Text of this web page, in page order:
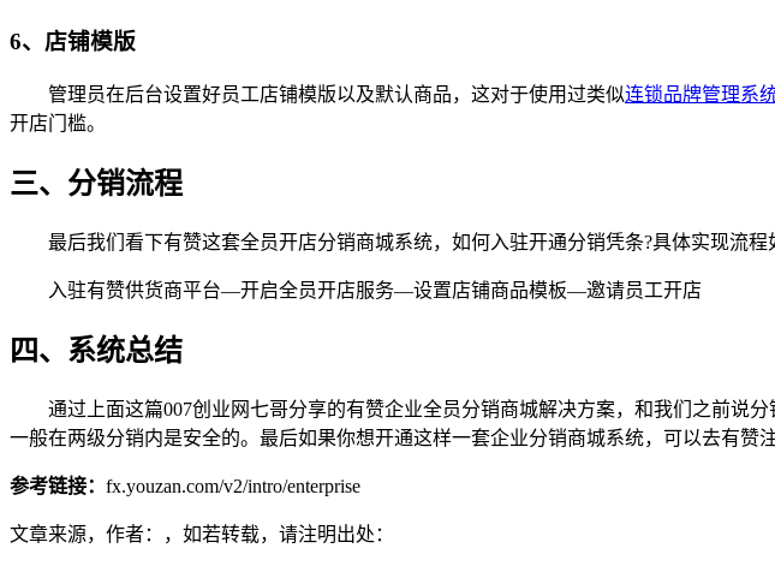
6、店铺模版
管理员在后台设置好员工店铺模版以及默认商品，这对于使用过类似连锁品牌管理系
开店门槛。
三、分销流程
最后我们看下有赞这套全员开店分销商城系统，如何入驻开通分销凭条?具体实现流程
入驻有赞供货商平台—开启全员开店服务—设置店铺商品模板—邀请员工开店
四、系统总结
通过上面这篇007创业网七哥分享的有赞企业全员分销商城解决方案，和我们之前说
一般在两级分销内是安全的。最后如果你想开通这样一套企业分销商城系统，可以去有赞注
参考链接： fx.youzan.com/v2/intro/enterprise
文章来源，作者：，如若转载，请注明出处：